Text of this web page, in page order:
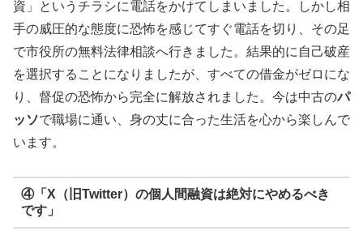
資」というチラシに電話をかけてしまいました。しかし相
手の威圧的な態度に恐怖を感じてすぐ電話を切り、その足
で市役所の無料法律相談へ行きました。結果的に自己破産
を選択することになりましたが、すべての借金がゼロにな
り、督促の恐怖から完全に解放されました。今は中古のパ
ッソで職場に通い、身の丈に合った生活を心から楽しんで
います。
④「X（旧Twitter）の個人間融資は絶対にやめるべき
です」